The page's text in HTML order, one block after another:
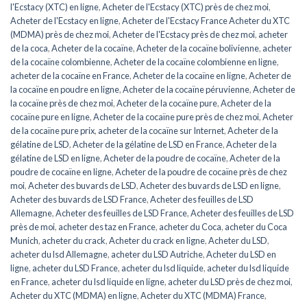
l'Ecstacy (XTC) en ligne,Acheter de l'Ecstacy (XTC) près de chez moi,
Acheter de l'Ecstacy en ligne,Acheter de l'Ecstacy France Acheter du XTC
(MDMA) près de chez moi,Acheter de l'Ecstacy près de chez moi, acheter
de la coca,Acheter de la cocaïne,Acheter de la cocaïne bolivienne, acheter
de la cocaïne colombienne,Acheter de la cocaïne colombienne en ligne,
acheter de la cocaïne en France,Acheter de la cocaïne en ligne,Acheter de
la cocaïne en poudre en ligne,Acheter de la cocaïne péruvienne,Acheter de
la cocaïne près de chez moi,Acheter de la cocaïne pure,Acheter de la
cocaïne pure en ligne,Acheter de la cocaïne pure près de chez moi,Acheter
de la cocaïne pure prix, acheter de la cocaïne sur Internet,Acheter de la
gélatine de LSD,Acheter de la gélatine de LSD en France,Acheter de la
gélatine de LSD en ligne,Acheter de la poudre de cocaïne,Acheter de la
poudre de cocaïne en ligne,Acheter de la poudre de cocaïne près de chez
moi,Acheter des buvards de LSD,Acheter des buvards de LSD en ligne,
Acheter des buvards de LSD France,Acheter des feuilles de LSD
Allemagne,Acheter des feuilles de LSD France,Acheter des feuilles de LSD
près de moi, acheter des taz en France, acheter du Coca, acheter du Coca
Munich, acheter du crack,Acheter du crack en ligne,Acheter du LSD,
acheter du lsd Allemagne, acheter du LSD Autriche,Acheter du LSD en
ligne, acheter du LSD France, acheter du lsd liquide, acheter du lsd liquide
en France, acheter du lsd liquide en ligne, acheter du LSD près de chez moi,
Acheter du XTC (MDMA) en ligne,Acheter du XTC (MDMA) France,